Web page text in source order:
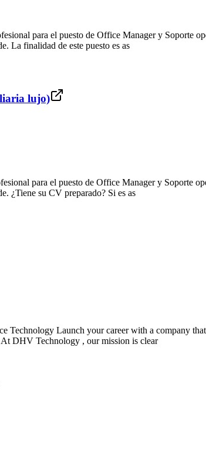
para el puesto de Office Manager y Soporte
La finalidad de este puesto es as
lujo)
para el puesto de Office Manager y Soporte
¿Tiene su CV preparado? Si es as
Launch your career with a company
At DHV Technology , our mission is clear